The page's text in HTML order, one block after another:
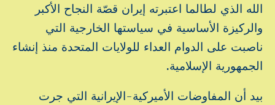
الله الذي لطالما اعتبرته إيران قصّة النجاح الأكبر
والركيزة الأساسية في سياستها الخارجية التي
ناصبت على الدوام العداء للولايات المتحدة منذ إنشاء
الجمهورية الإسلامية.
بيد أن المفاوضات الأميركية-الإيرانية التي جرت